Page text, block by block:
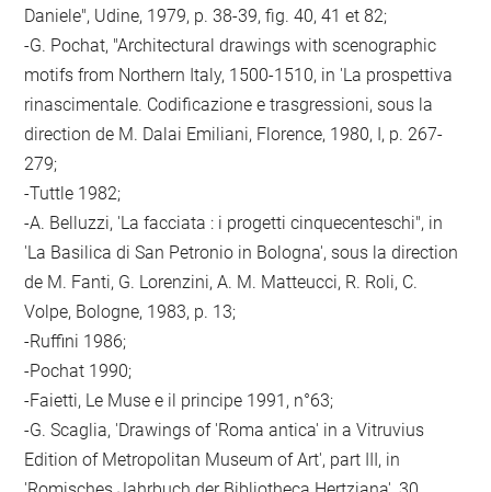
Daniele", Udine, 1979, p. 38-39, fig. 40, 41 et 82;
-G. Pochat, "Architectural drawings with scenographic
motifs from Northern Italy, 1500-1510, in 'La prospettiva
rinascimentale. Codificazione e trasgressioni, sous la
direction de M. Dalai Emiliani, Florence, 1980, I, p. 267-
279;
-Tuttle 1982;
-A. Belluzzi, 'La facciata : i progetti cinquecenteschi", in
'La Basilica di San Petronio in Bologna', sous la direction
de M. Fanti, G. Lorenzini, A. M. Matteucci, R. Roli, C.
Volpe, Bologne, 1983, p. 13;
-Ruffini 1986;
-Pochat 1990;
-Faietti, Le Muse e il principe 1991, n°63;
-G. Scaglia, 'Drawings of 'Roma antica' in a Vitruvius
Edition of Metropolitan Museum of Art', part III, in